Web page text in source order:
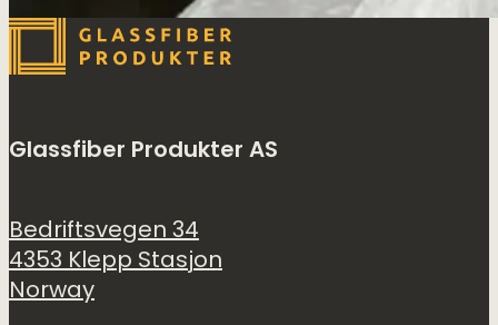
Glassfiber Produkter AS
Bedriftsvegen 34
4353 Klepp Stasjon
Norway